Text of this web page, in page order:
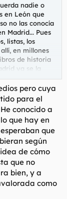
nadie o
en León que
no las conocía
Madrid... Pues
listas, los
en millones
de historia
ya se la
esto. Que las
y no se va a
pero cuya
para el
conocido a
que hay en
que
según
de cómo
que no
bien, y a
como